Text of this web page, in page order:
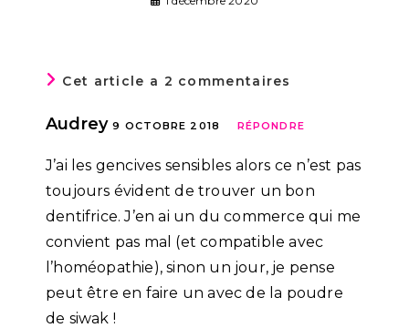
Cet article a 2 commentaires
Audrey9 OCTOBRE 2018 RÉPONDRE
J’ai les gencives sensibles alors ce n’est pas
toujours évident de trouver un bon
dentifrice. J’en ai un du commerce qui me
convient pas mal (et compatible avec
l’homéopathie), sinon un jour, je pense
peut être en faire un avec de la poudre
de siwak !